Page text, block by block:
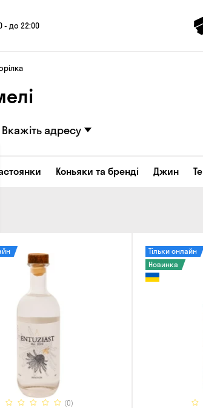
- до 22:00
Вкажіть адресу
Коньяки та бренді Джин
(0)
Тільки онлайн
Новинка